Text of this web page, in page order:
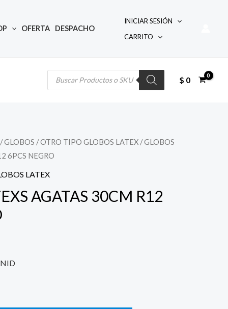
OFERTA DESPACHO
INICIAR SESIÓN
CARRITO
Búsqueda
$ 0
GLOBOS /OTRO TIPO GLOBOS LATEX / GLOBOS
6PCS NEGRO
LATEX
AGATAS 30CM R12